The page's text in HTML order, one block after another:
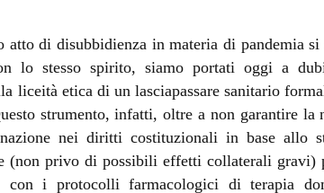
di disubbidienza in materia di pandemia si
lo stesso spirito, siamo portati oggi a
liceità etica di un lasciapassare sanitario
strumento, infatti, oltre a non garantire la
nei diritti costituzionali in base allo
(non privo di possibili effetti collaterali gravi)
con i protocolli farmacologici di terapia